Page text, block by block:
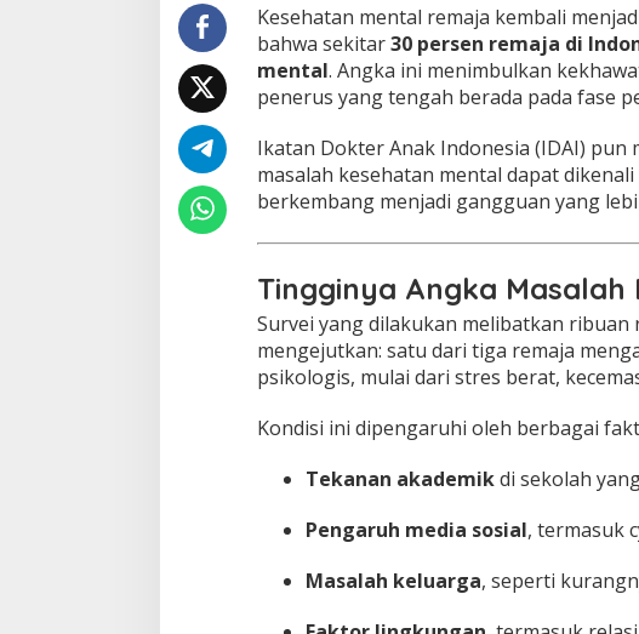
n
t
a
l
R
m
j
a
u
r
a
t
,
D
I
:
e
e
s
Kesehatan mental remaja kembali
bahwa sekitar30 persen remaja di
mental. Angka ini menimbulkan
penerus yang tengah berada pada fase
Ikatan Dokter Anak Indonesia (IDAI) pun
masalah kesehatan mental dapat
berkembang menjadi gangguan yang
Tingginya Angka
Survei yang dilakukan melibatkan
mengejutkan: satu dari tiga remaja
psikologis, mulai dari stres berat,
Kondisi ini dipengaruhi oleh berbagai
Tekanan akademikdi sekolah
Pengaruh media sosial, termasuk
Masalah keluarga, seperti